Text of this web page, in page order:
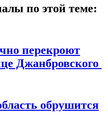
по этой теме:
перекроют
Джанбровского
обрушится